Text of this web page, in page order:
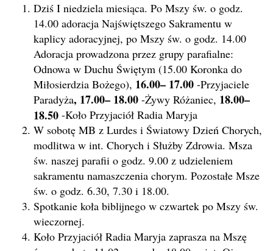
Dziś I niedziela miesiąca. Po Mszy św. o godz.
14.00 adoracja Najświętszego Sakramentu w
kaplicy adoracyjnej, po Mszy św. o godz. 14.00
Adoracja prowadzona przez grupy parafialne:
Odnowa w Duchu Świętym (15.00 Koronka do
Miłosierdzia Bożego), 16.00– 17.00 -Przyjaciele
Paradyża, 17.00– 18.00 -Żywy Różaniec, 18.00–
18.50 -Koło Przyjaciół Radia Maryja
W sobotę MB z Lurdes i Światowy Dzień Chorych,
modlitwa w int. Chorych i Służby Zdrowia. Msza
św. naszej parafii o godz. 9.00 z udzieleniem
sakramentu namaszczenia chorym. Pozostałe Msze
św. o godz. 6.30, 7.30 i 18.00.
Spotkanie koła biblijnego w czwartek po Mszy św.
wieczornej.
Koło Przyjaciół Radia Maryja zaprasza na Mszę